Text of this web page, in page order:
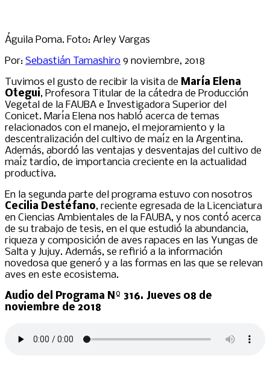
Águila Poma. Foto: Arley Vargas
Por: Sebastián Tamashiro 9 noviembre, 2018
Tuvimos el gusto de recibir la visita de María Elena
Otegui, Profesora Titular de la cátedra de Producción
Vegetal de la FAUBA e Investigadora Superior del
Conicet. María Elena nos habló acerca de temas
relacionados con el manejo, el mejoramiento y la
descentralización del cultivo de maíz en la Argentina.
Además, abordó las ventajas y desventajas del cultivo de
maíz tardío, de importancia creciente en la actualidad
productiva.
En la segunda parte del programa estuvo con nosotros
Cecilia Destéfano, reciente egresada de la Licenciatura
en Ciencias Ambientales de la FAUBA, y nos contó acerca
de su trabajo de tesis, en el que estudió la abundancia,
riqueza y composición de aves rapaces en las Yungas de
Salta y Jujuy. Además, se refirió a la información
novedosa que generó y a las formas en las que se relevan
aves en este ecosistema.
Audio del Programa Nº 316. Jueves 08 de
noviembre de 2018